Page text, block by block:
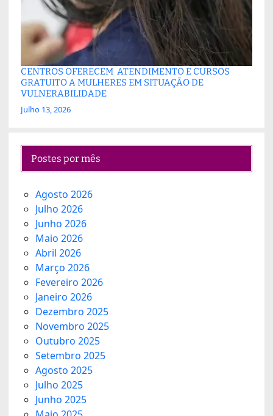
CENTROS OFERECEM ATENDIMENTO E CURSOS
GRATUITO A MULHERES EM SITUAÇÃO DE
VULNERABILIDADE
Julho 13, 2026
Postes por mês
Agosto 2026
Julho 2026
Junho 2026
Maio 2026
Abril 2026
Março 2026
Fevereiro 2026
Janeiro 2026
Dezembro 2025
Novembro 2025
Outubro 2025
Setembro 2025
Agosto 2025
Julho 2025
Junho 2025